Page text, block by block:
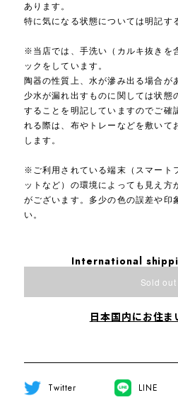
あります。
特に気になる状態については明記す
※当店では、手洗い（カルキ抜き
ックをしています。
陶器の性質上、水が滲み出る場合が
少水が漏れ出すものに関しては状態
することを明記していますのでご確
れる際は、布やトレーなどを敷いて
します。
※ご利用されている端末（スマート
ットなど）の環境によっても見え方
がございます。多少の色の誤差や印
い。
International
Sold out
日本国内にお住ま
Twitter LINE